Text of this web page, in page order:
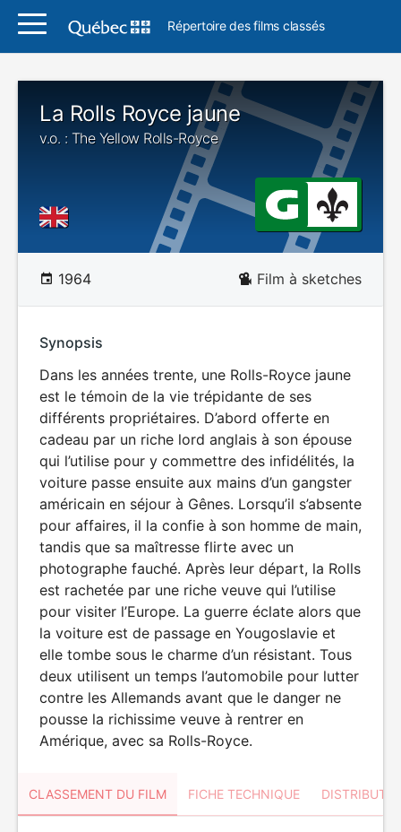
Répertoire des films classés
La Rolls Royce jaune
v.o. : The Yellow Rolls-Royce
1964 Film à sketches
Synopsis
Dans les années trente, une Rolls-Royce jaune
est le témoin de la vie trépidante de ses
différents propriétaires. D’abord offerte en
cadeau par un riche lord anglais à son épouse
qui l’utilise pour y commettre des infidélités, la
voiture passe ensuite aux mains d’un gangster
américain en séjour à Gênes. Lorsqu’il s’absente
pour affaires, il la confie à son homme de main,
tandis que sa maîtresse flirte avec un
photographe fauché. Après leur départ, la Rolls
est rachetée par une riche veuve qui l’utilise
pour visiter l’Europe. La guerre éclate alors que
la voiture est de passage en Yougoslavie et
elle tombe sous le charme d’un résistant. Tous
deux utilisent un temps l’automobile pour lutter
contre les Allemands avant que le danger ne
pousse la richissime veuve à rentrer en
Amérique, avec sa Rolls-Royce.
CLASSEMENT DU FILM FICHE TECHNIQUE